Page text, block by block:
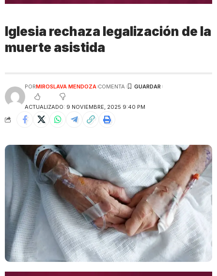
Iglesia rechaza legalización de la
muerte asistida
ACTUALIZADO: 9 NOVIEMBRE, 2025 9:40 PM
PORMIROSLAVA MENDOZA COMENTA